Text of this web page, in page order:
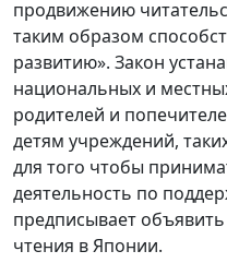
продвижению
таким образом
развитию». Закон
национальных и
родителей и
детям учреждений,
для того чтобы
деятельность по
предписывает
чтения в Японии.